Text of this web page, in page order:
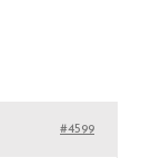
#4599